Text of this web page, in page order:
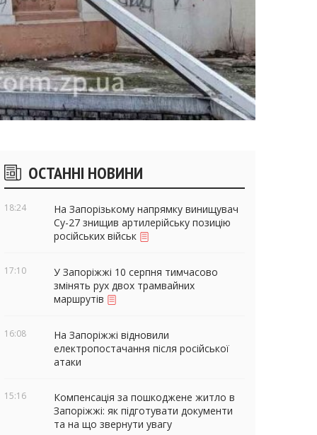
Бічні
віджети
ОСТАННІ НОВИНИ
18:24
На Запорізькому напрямку винищувач
Су-27 знищив артилерійську позицію
російських військ
17:10
У Запоріжжі 10 серпня тимчасово
змінять рух двох трамвайних
маршрутів
16:08
На Запоріжжі відновили
електропостачання після російської
атаки
15:16
Компенсація за пошкоджене житло в
Запоріжжі: як підготувати документи
та на що звернути увагу